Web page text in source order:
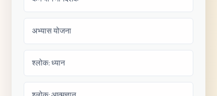
अभ्यास योजना
श्लोक: ध्यान